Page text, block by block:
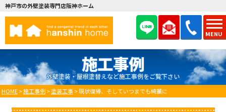
MENU
神戸市の外壁塗装専門店阪神ホーム
施工事例
外壁塗装・屋根塗替えなど施工事例をご覧下さい
HOME>施工事例>塗装工事>現状復帰、そしていつまでも綺麗に